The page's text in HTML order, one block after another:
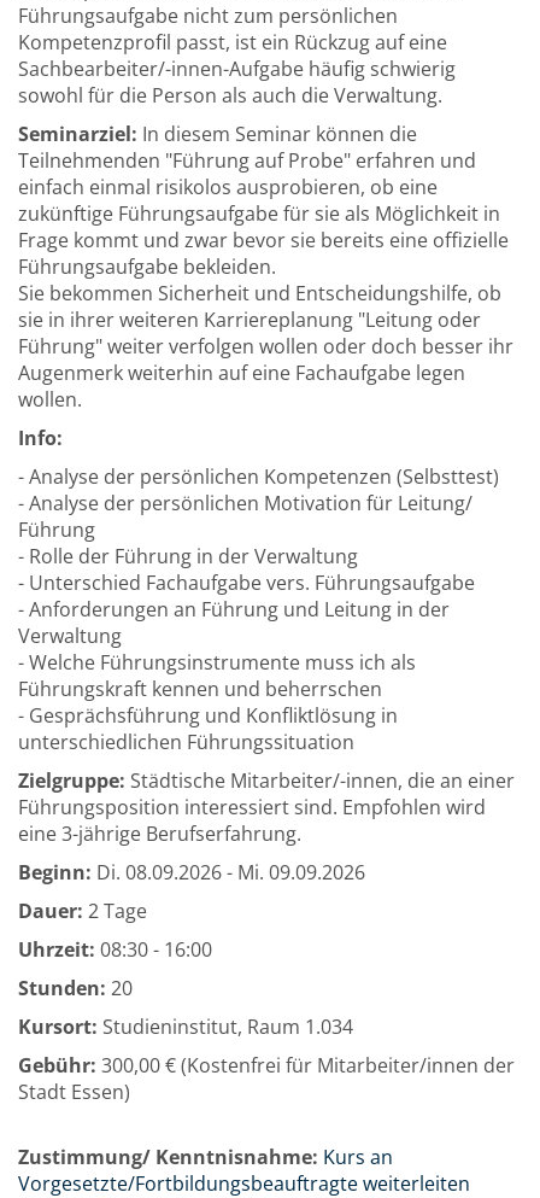
Führungsaufgabe nicht zum persönlichen
Kompetenzprofil passt, ist ein Rückzug auf eine
Sachbearbeiter/-innen-Aufgabe häufig schwierig
sowohl für die Person als auch die Verwaltung.
Seminarziel: In diesem Seminar können die
Teilnehmenden "Führung auf Probe" erfahren und
einfach einmal risikolos ausprobieren, ob eine
zukünftige Führungsaufgabe für sie als Möglichkeit in
Frage kommt und zwar bevor sie bereits eine offizielle
Führungsaufgabe bekleiden.
Sie bekommen Sicherheit und Entscheidungshilfe, ob
sie in ihrer weiteren Karriereplanung "Leitung oder
Führung" weiter verfolgen wollen oder doch besser ihr
Augenmerk weiterhin auf eine Fachaufgabe legen
wollen.
Info:
- Analyse der persönlichen Kompetenzen (Selbsttest)
- Analyse der persönlichen Motivation für Leitung/
Führung
- Rolle der Führung in der Verwaltung
- Unterschied Fachaufgabe vers. Führungsaufgabe
- Anforderungen an Führung und Leitung in der
Verwaltung
- Welche Führungsinstrumente muss ich als
Führungskraft kennen und beherrschen
- Gesprächsführung und Konfliktlösung in
unterschiedlichen Führungssituation
Zielgruppe: Städtische Mitarbeiter/-innen, die an einer
Führungsposition interessiert sind. Empfohlen wird
eine 3-jährige Berufserfahrung.
Beginn: Di. 08.09.2026 - Mi. 09.09.2026
Dauer: 2 Tage
Uhrzeit: 08:30 - 16:00
Stunden: 20
Kursort: Studieninstitut, Raum 1.034
Gebühr: 300,00 € (Kostenfrei für Mitarbeiter/innen der
Stadt Essen)
Zustimmung/ Kenntnisnahme: Kurs an
Vorgesetzte/Fortbildungsbeauftragte weiterleiten